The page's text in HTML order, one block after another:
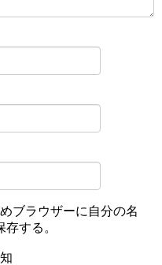
ブラウザーに自分の名
する。